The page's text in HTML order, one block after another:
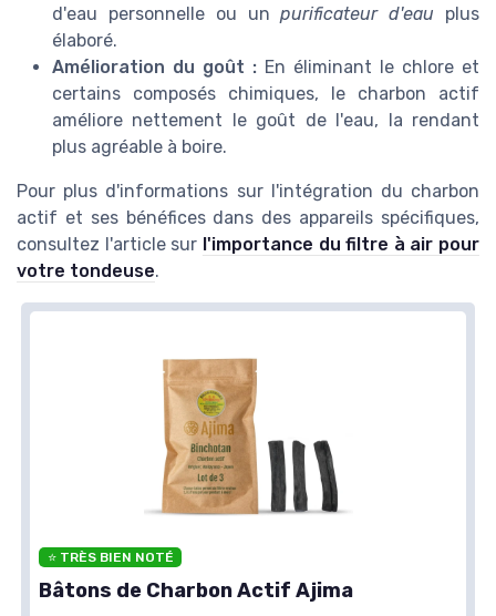
d'eau personnelle ou unpurificateur d'eau plus
élaboré.
Amélioration du goût : En éliminant le chlore et
certains composés chimiques, le charbon actif
améliore nettement le goût de l'eau, la rendant
plus agréable à boire.
Pour plus d'informations sur l'intégration du charbon
actif et ses bénéfices dans des appareils spécifiques,
consultez l'article sur l'importance du filtre à air pour
votre tondeuse.
⭐ TRÈS BIEN NOTÉ
Bâtons de Charbon Actif Ajima